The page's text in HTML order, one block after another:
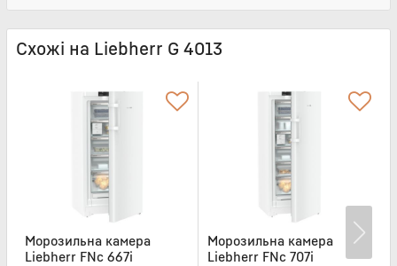
Схожі на Liebherr G 4013
Морозильна камера
Liebherr FNc 667i
Морозильна камера
Liebherr FNc 707i